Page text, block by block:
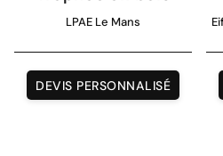
LPAE Le Mans
DEVIS PERSONNALISÉ